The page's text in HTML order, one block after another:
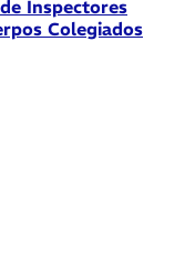
Inspectores
Colegiados